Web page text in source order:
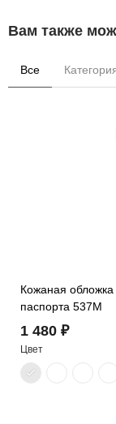
Вам также
Все
Кожаная обложка
паспорта 537M
1 480 ₽
Цвет